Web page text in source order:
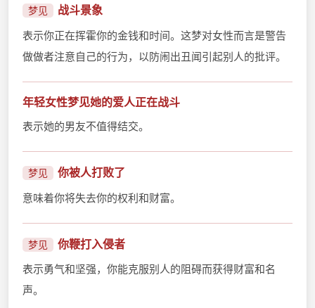
梦见 战斗景象
表示你正在挥霍你的金钱和时间。这梦对女性而言是警告
做做者注意自己的行为，以防闹出丑闻引起别人的批评。
年轻女性梦见她的爱人正在战斗
表示她的男友不值得结交。
梦见 你被人打败了
意味着你将失去你的权利和财富。
梦见 你鞭打入侵者
表示勇气和坚强，你能克服别人的阻碍而获得财富和名
声。